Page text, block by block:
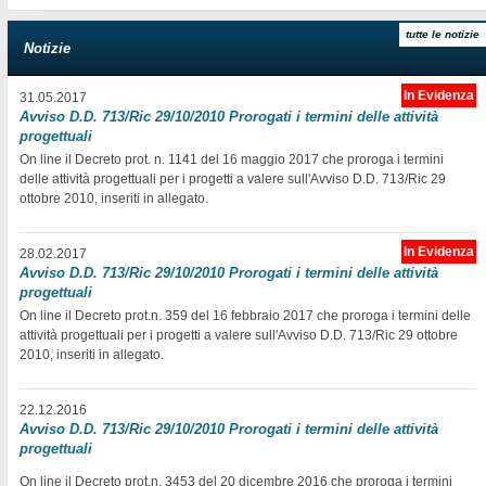
tutte le notizie
Notizie
In Evidenza
31.05.2017
Avviso D.D. 713/Ric 29/10/2010 Prorogati i termini delle attività
progettuali
On line il Decreto prot. n. 1141 del 16 maggio 2017 che proroga i termini
delle attività progettuali per i progetti a valere sull'Avviso D.D. 713/Ric 29
ottobre 2010, inseriti in allegato.
In Evidenza
28.02.2017
Avviso D.D. 713/Ric 29/10/2010 Prorogati i termini delle attività
progettuali
On line il Decreto prot.n. 359 del 16 febbraio 2017 che proroga i termini delle
attività progettuali per i progetti a valere sull'Avviso D.D. 713/Ric 29 ottobre
2010, inseriti in allegato.
22.12.2016
Avviso D.D. 713/Ric 29/10/2010 Prorogati i termini delle attività
progettuali
On line il Decreto prot.n. 3453 del 20 dicembre 2016 che proroga i termini